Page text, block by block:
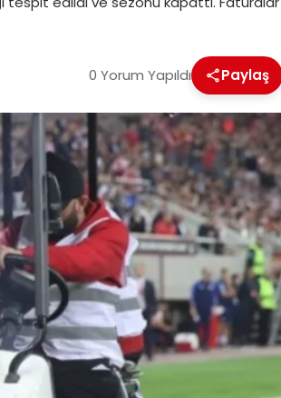
0 Yorum Yapıldı Paylaş